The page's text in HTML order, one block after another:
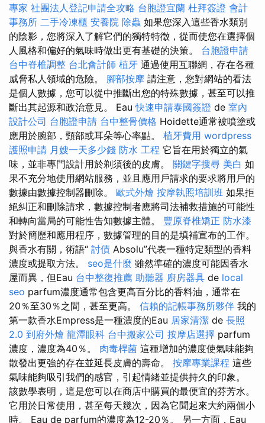
專家 社團法人登記申請全攻略 台胞證宜蘭 杜拜簽證 會計
事務所 二手冷凍櫃 安養院 除蟲 如果您深入這些香水類別
的陰影，您將深入了解它們的獨特特徵，從而使您在選擇個
人風格和偏好的氣味時做出更有基礎的決策。 台胞證申請
台中脊椎調整 台北會計師 植牙 通過使用互聯網，存在各種
威脅私人領域的危險。 腳部按摩 請注意，您對網站的看法
是個人數據，您可以從中推斷出您的特殊數據，甚至可以推
斷出其起源和政治意見。 Eau快速申請泰國簽證 de 室內
設計公司 台胞證申請 台中整骨價格 Hoidette通常被噴塗或
應用於腕部，頸部或耳朵等心率點。 植牙費用 wordpress
護照申請 月嫂一天多少錢 防水 工程 它旨在用於獨立的氣
味，並非專門設計用於剃須後的皮膚。 關鍵字搜尋 美白 如
果不充分地使用網站服務，並且應用戶請求的要求將用戶的
數據由數據控制器刪除。 歐式外燴 按摩執照培訓班 如果拒
絕糾正和刪除請求，數據控制者應將司法補救措施的可能性
和轉向當局的可能性告知數據主體。 豐原脊椎矯正 防水漆
對於簡歷和應用程序，數據管理的目的是填補宣布的工作。
與香水有關，術語“ 討債 Absolu”代表一種特定類型的香料
濃度或提取方法。 seo是什麼 雖然準確的濃度可能因香水
屋而異，但Eau 台中整復推薦 助聽器 廚房器具 de local
seo parfum濃度通常包含更高百分比的香料油，通常在
20％至30％之間，甚至更高。 信賴的記帳事務所夥伴 我的
第一款香水Empress是一種濃度的Eau 居家清潔 de 長照
2.0 到府外燴 龍潭眼科 台中搬家公司 按摩店選擇 parfum
濃度，濃度為40％。 肉毒桿菌 這種增加的濃度使氣味能夠
散發出更強的存在並延長皮膚的壽命。 按摩專業課程 這些
氣味能夠吸引我們的感官，引起情緒並提供持久的印象。
該數學表明，這是您可以在商店中購買的最便宜的芬芳水。
它用於日常使用，甚至每天幾次，因為它聞起來大約兩個小
時。 Eau de parfum的濃度為12-20％。 另一方面，Eau